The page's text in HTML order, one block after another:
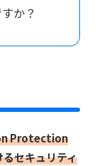
か？
Protection
セキュリティ